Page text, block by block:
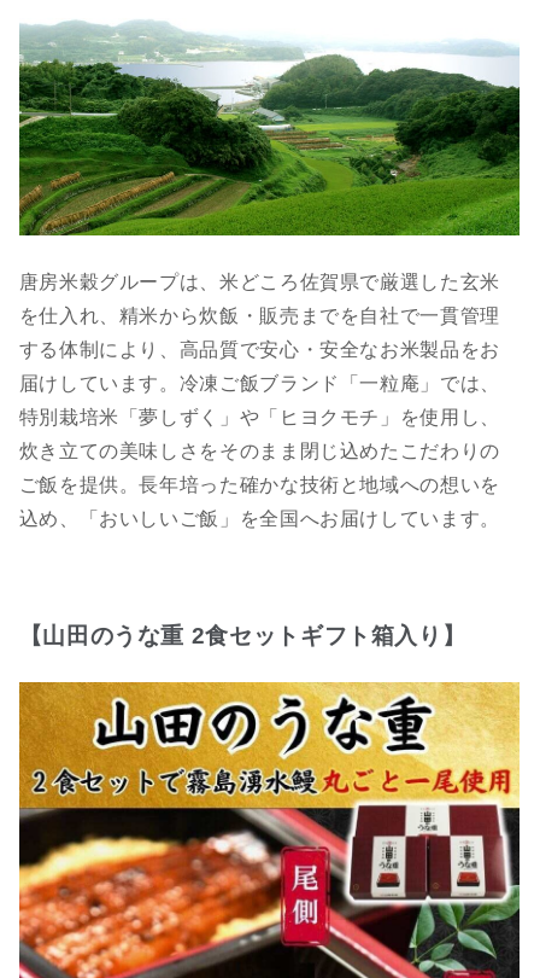
唐房米穀グループは、米どころ佐賀県で厳選した玄米
を仕入れ、精米から炊飯・販売までを自社で一貫管理
する体制により、高品質で安心・安全なお米製品をお
届けしています。冷凍ご飯ブランド「一粒庵」では、
特別栽培米「夢しずく」や「ヒヨクモチ」を使用し、
炊き立ての美味しさをそのまま閉じ込めたこだわりの
ご飯を提供。長年培った確かな技術と地域への想いを
込め、「おいしいご飯」を全国へお届けしています。
【山田のうな重 2食セットギフト箱入り】